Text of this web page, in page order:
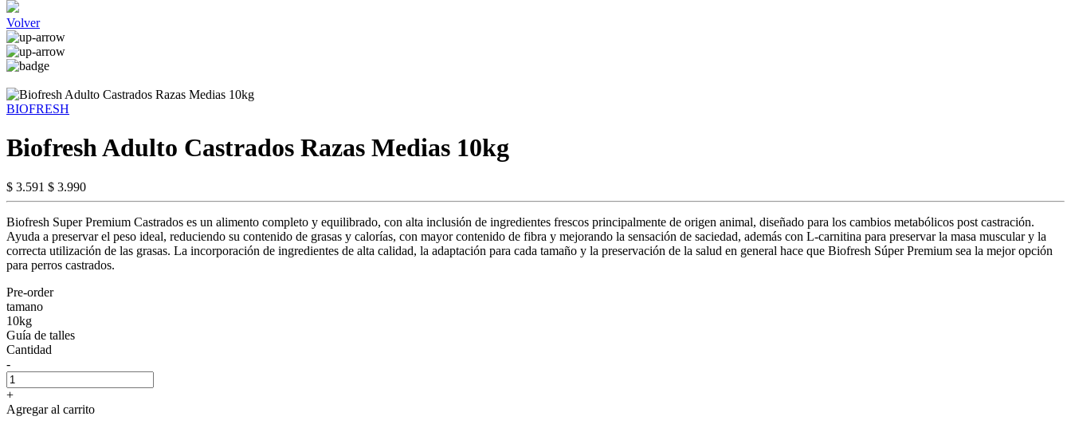
Volver
BIOFRESH
Biofresh Adulto Castrados Razas Medias 10kg
$ 3.591 $ 3.990
Biofresh Super Premium Castrados es un alimento completo y equilibrado, con alta inclusión de ingredientes frescos principalmente de origen animal, diseñado para los cambios metabólicos post castración.
Ayuda a preservar el peso ideal, reduciendo su contenido de grasas y calorías, con mayor contenido de fibra y mejorando la sensación de saciedad, además con L-carnitina para preservar la masa muscular y la
correcta utilización de las grasas. La incorporación de ingredientes de alta calidad, la adaptación para cada tamaño y la preservación de la salud en general hace que Biofresh Súper Premium sea la mejor opción
para perros castrados.
Pre-order
tamano
10kg
Guía de talles
Cantidad
-
+
Agregar al carrito